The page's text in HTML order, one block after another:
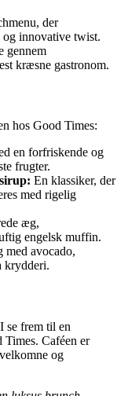
der
og innovative twist.
gennem
kræsne gastronom.
hos Good Times:
en forfriskende og
frugter.
En klassiker, der
med rigelig
æg,
engelsk muffin.
avocado,
krydderi.
se frem til en
Caféen er
og